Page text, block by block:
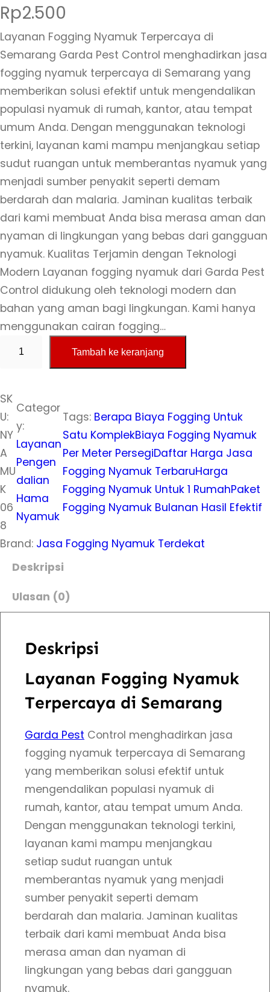
Rp2.500
Layanan Fogging Nyamuk Terpercaya di
Semarang Garda Pest Control menghadirkan jasa
fogging nyamuk terpercaya di Semarang yang
memberikan solusi efektif untuk mengendalikan
populasi nyamuk di rumah, kantor, atau tempat
umum Anda. Dengan menggunakan teknologi
terkini, layanan kami mampu menjangkau setiap
sudut ruangan untuk memberantas nyamuk yang
menjadi sumber penyakit seperti demam
berdarah dan malaria. Jaminan kualitas terbaik
dari kami membuat Anda bisa merasa aman dan
nyaman di lingkungan yang bebas dari gangguan
nyamuk. Kualitas Terjamin dengan Teknologi
Modern Layanan fogging nyamuk dari Garda Pest
Control didukung oleh teknologi modern dan
bahan yang aman bagi lingkungan. Kami hanya
menggunakan cairan fogging…
n
t
i
t
a
s
J
a
s
g
Tambah ke keranjang
SK
U:
NY
A
MU
K
06
8
Categor
y:
Layanan
Pengen
dalian
Hama
Nyamuk
Tags: Berapa Biaya Fogging Untuk
Satu KomplekBiaya Fogging Nyamuk
Per Meter PersegiDaftar Harga Jasa
Fogging Nyamuk TerbaruHarga
Fogging Nyamuk Untuk 1 RumahPaket
Fogging Nyamuk Bulanan Hasil Efektif
Brand: Jasa Fogging Nyamuk Terdekat
Deskripsi
Ulasan (0)
Deskripsi
Layanan Fogging Nyamuk
Terpercaya di Semarang
Garda Pest Control menghadirkan jasa
fogging nyamuk terpercaya di Semarang
yang memberikan solusi efektif untuk
mengendalikan populasi nyamuk di
rumah, kantor, atau tempat umum Anda.
Dengan menggunakan teknologi terkini,
layanan kami mampu menjangkau
setiap sudut ruangan untuk
memberantas nyamuk yang menjadi
sumber penyakit seperti demam
berdarah dan malaria. Jaminan kualitas
terbaik dari kami membuat Anda bisa
merasa aman dan nyaman di
lingkungan yang bebas dari gangguan
nyamuk.